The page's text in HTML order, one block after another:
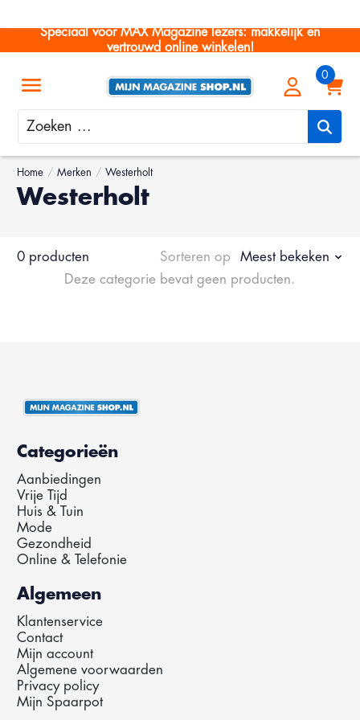
Speciaal voor MAX Magazine lezers: makkelijk en
vertrouwd online winkelen!
Zoeken
Home / Merken / Westerholt
Westerholt
0 producten Sorteren op
Meest bekeken
Deze categorie bevat geen producten.
Categorieën
Aanbiedingen
Vrije Tijd
Huis & Tuin
Mode
Gezondheid
Online & Telefonie
Algemeen
Klantenservice
Contact
Mijn account
Algemene voorwaarden
Privacy policy
Mijn Spaarpot